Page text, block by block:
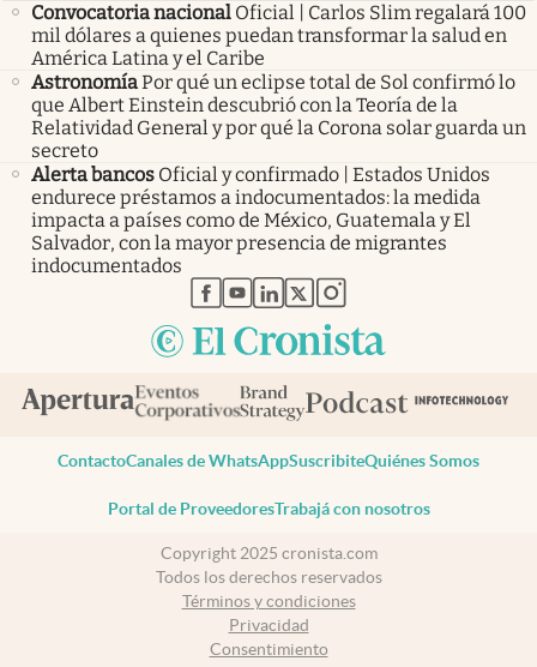
Convocatoria nacional Oficial | Carlos Slim regalará 100
mil dólares a quienes puedan transformar la salud en
América Latina y el Caribe
AstronomíaPor qué un eclipse total de Sol confirmó lo
que Albert Einstein descubrió con la Teoría de la
Relatividad General y por qué la Corona solar guarda un
secreto
Alerta bancos Oficial y confirmado | Estados Unidos
endurece préstamos a indocumentados: la medida
impacta a países como de México, Guatemala y El
Salvador, con la mayor presencia de migrantes
indocumentados
abre en nueva pestaña
abre en nueva pestaña
abre en nueva pestaña
abre en nueva pestaña
abre en nueva pestaña
ContactoCanales de WhatsAppSuscribiteQuiénes Somos
Portal de ProveedoresTrabajá con nosotros
Copyright 2025 cronista.com
Todos los derechos reservados
Términos y condiciones
Privacidad
Consentimiento